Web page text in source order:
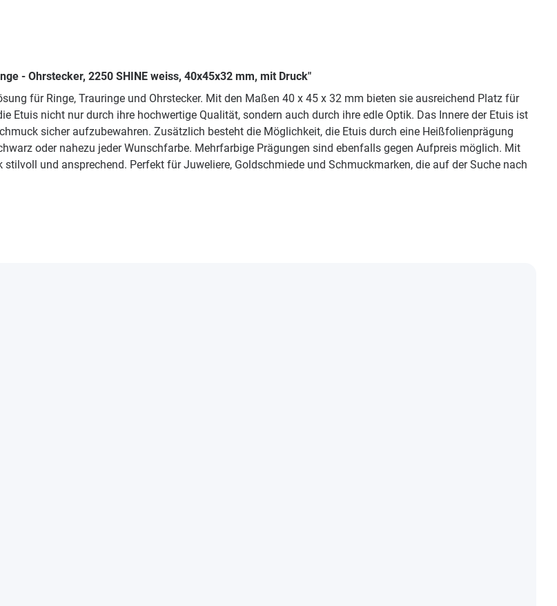
- Ohrstecker, 2250 SHINE weiss, 40x45x32 mm, mit Druck"
für Ringe, Trauringe und Ohrstecker. Mit den Maßen 40 x 45 x 32 mm bieten sie ausreichend Platz für
Etuis nicht nur durch ihre hochwertige Qualität, sondern auch durch ihre edle Optik. Das Innere der Etuis ist
sicher aufzubewahren. Zusätzlich besteht die Möglichkeit, die Etuis durch eine Heißfolienprägung
oder nahezu jeder Wunschfarbe. Mehrfarbige Prägungen sind ebenfalls gegen Aufpreis möglich. Mit
und ansprechend. Perfekt für Juweliere, Goldschmiede und Schmuckmarken, die auf der Suche nach